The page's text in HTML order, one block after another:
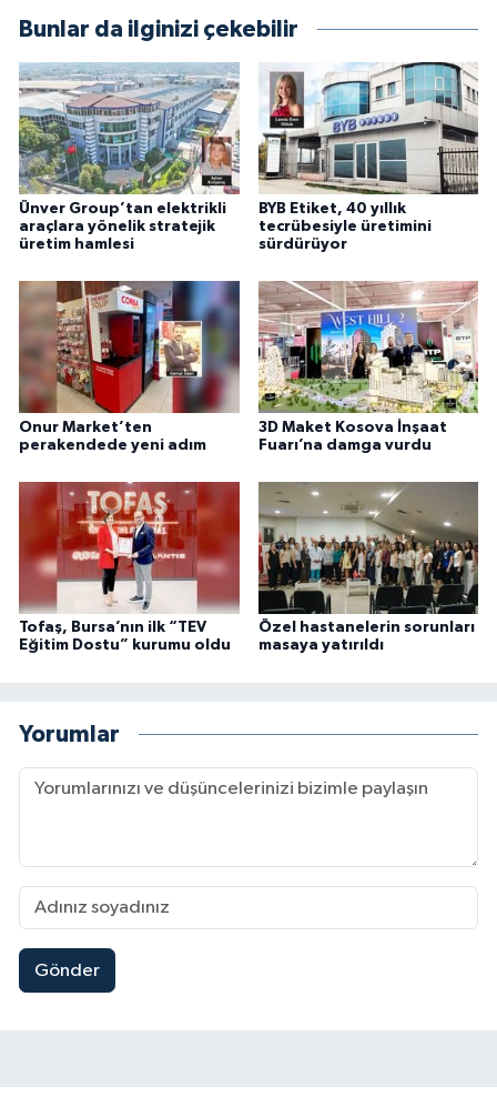
Bunlar da ilginizi çekebilir
Ünver Group’tan elektrikli
araçlara yönelik stratejik
üretim hamlesi
BYB Etiket, 40 yıllık
tecrübesiyle üretimini
sürdürüyor
Onur Market’ten
perakendede yeni adım
3D Maket Kosova İnşaat
Fuarı’na damga vurdu
Tofaş, Bursa’nın ilk “TEV
Eğitim Dostu” kurumu oldu
Özel hastanelerin sorunları
masaya yatırıldı
Yorumlar
Gönder